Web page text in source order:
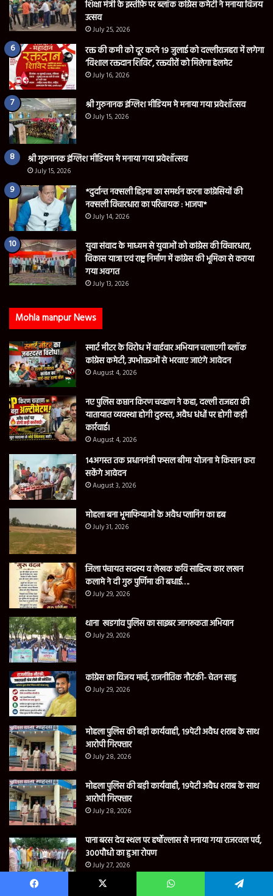
शिक्षा मंत्री के इस्तीफ़े पर ब्लॉक कांग्रेस कमेटी ने मनाया विजय
उत्सव
July 25, 2026
रक्त की कमी को दूर करने 19 जुलाई को दल्लीराजहरा में लगेगा
‘विशाल रक्तदान शिविर’, रक्तवीरों को मिलेगा हेलमेट
July 16, 2026
श्री गुरुनानक इंग्लिश मीडियम मे मनाया गया प्रवेशॉत्सव
July 15, 2026
श्री गुरुनानक इंग्लिश मीडियम मे मनाया गया प्रवेशॉत्सव
July 15, 2026
*दुर्दान्त नक्सली हिड़मा का समर्थन करना कांग्रेसियों की
नक्सली विचारधारा का परिचायक : भाजपा*
July 14, 2026
युवा संवाद के माध्यम से युवाओं को कांग्रेस की विचारधारा,
विकास यात्रा एवं राष्ट्र निर्माण में कांग्रेस की भूमिका से कराया
गया अवगत
July 13, 2026
Mohla manpur News
स्मार्ट मीटर के विरोध में वार्डवार अभियान चलाएगी ब्लॉक
कांग्रेस कमेटी, उपभोक्ताओं से भरवाए जाएंगे आवेदन
August 4, 2026
नए पुलिस कप्तान किरण चव्हाण ने कहा, दल्ली राजहरा की
यातायात व्यवस्था होगी दुरुस्त, अवैध धंधों पर होगी कड़ी
कार्रवाई।
August 4, 2026
14अगस्त तक प्रधानमंत्री फसल बीमा योजना मे किसान करा
सकेंगे आवेदन
August 3, 2026
मोहला बना भूमाफियाओं के अवैध प्लानिंग का हब
July 31, 2026
जिला पंचायत सदस्य व लेखक कवि साहित्य कार लखन
कलामे ने दी गुरु पुर्णिमा की बधाई….
July 29, 2026
थाना खडगांव पुलिस का साइबर जागरूकता अभियान
July 29, 2026
कांग्रेस का विजय मार्च, राजनीतिक नौटंकी- चेतन साहु
July 29, 2026
मोहला पुलिस की बड़ी कार्यवाही, 19पेटी अवैध शराब के साथ
आरोपी गिरफ्तार
July 28, 2026
मोहला पुलिस की बड़ी कार्यवाही, 19पेटी अवैध शराब के साथ
आरोपी गिरफ्तार
July 28, 2026
पाना बरस देव स्थल पर हर्षोल्लास से मनाया गया राजरवल पर्व,
300पौधो का हुआ रोपण
July 27, 2026